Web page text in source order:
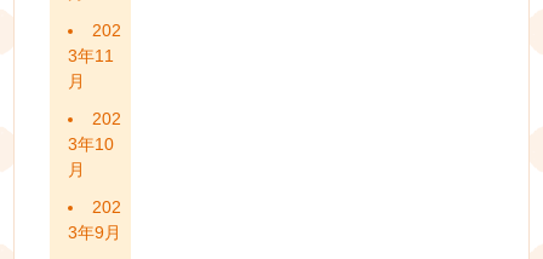
202
3年11
月
202
3年10
月
202
3年9月